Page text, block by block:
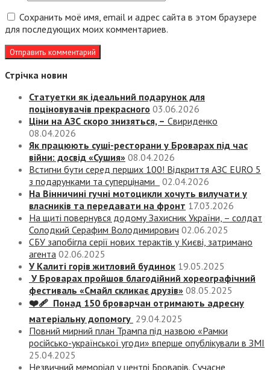
Сохранить моё имя, email и адрес сайта в этом браузере
для последующих моих комментариев.
Стрічка новин
Статуетки як ідеальний подарунок для
поціновувачів прекрасного 03.06.2026
Ціни на АЗС скоро знизяться, – Свириденко
08.04.2026
Як працюють суші-ресторани у Броварах під час
війни: досвід «Сушия» 08.04.2026
Встигни бути серед перших 100! Відкриття АЗС EURO 5
з подарунками та суперцінами
02.04.2026
На Вінничині гучні мотоцикли хочуть вилучати у
власників та передавати на фронт 17.03.2026
На щиті повернувся додому Захисник України, – солдат
Солодкий Серафим Володимирович 02.06.2025
СБУ запобігла серії нових терактів у Києві, затримано
агента 02.06.2025
У Калиті горів житловий будинок 19.05.2025
У Броварах пройшов благодійний хореографічний
фестиваль «Смайл скликає друзів» 08.05.2025
❤️‍🩹 Понад 150 броварчан отримають адресну
матеріальну допомогу 29.04.2025
Повний мирний план Трампа під назвою «‎Рамки
російсько-української угоди» вперше опублікували в ЗМІ
25.04.2025
Незвичний меморіал у центрі Броварів. Сучасне